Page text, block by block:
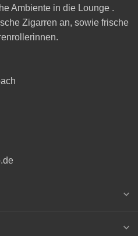
Ambiente in die Lounge .
Zigarren an, sowie frische